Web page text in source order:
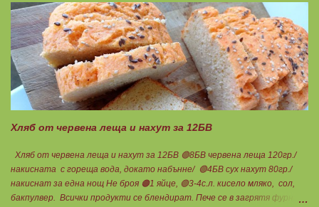
въглехидрати в 100 г = количеството въглехидрати за 1 блок.
Мазнини: 150 : количеството мазнини в 100 г продукт = мазнините за
1 блок.
Хляб от червена леща и нахут за 12БВ
Хляб от червена леща и нахут за 12БВ 🟢8БВ червена леща 120гр./
накисната с гореща вода, докато набънне/ 🟢4БВ сух нахут 80гр./
накиснат за една нощ Не броя 🟠1 яйце, 🟢3-4с.л. кисело мляко, сол,
бакпулвер. Всички продукти се блендират. Пече се в загрятя фурна